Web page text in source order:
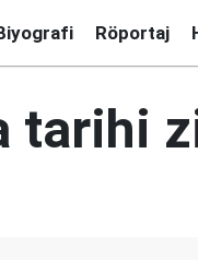
Röportaj
tarihi